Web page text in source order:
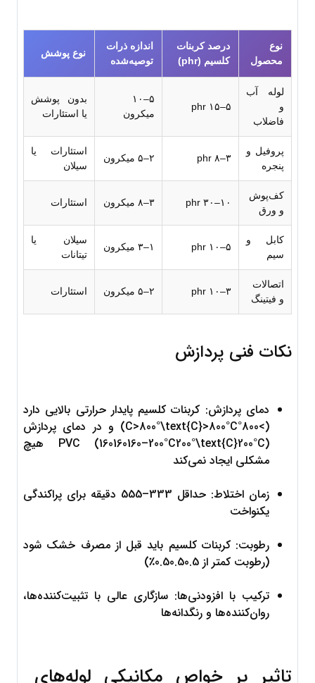
محصول
کلسیم (phr)
توصیه‌شده
نوع پوشش
فاضلاب
۵–۱۵ phr
میکرون
یا استئارات
پنجره
۳–۸ phr ۲–۵ میکرون
سیلان
و ورق
۱۰–۳۰ phr ۳–۸ میکرون استئارات
سیم
۵–۱۰ phr ۱–۳ میکرون
تیتانات
و فیتینگ
۳–۱۰ phr ۲–۵ میکرون استئارات
نکات فنی پردازش
(
>800°C>800°\text{C}
>800°C
PVC (160160160–200°C200°\text{C}200°C
مشکلی ایجاد نمی‌کند
زمان اختلاط: حداقل
333
–
555
یکنواخت
(رطوبت کمتر از
0.50.50.5
٪)
روان‌کننده‌ها و رنگدانه‌ها